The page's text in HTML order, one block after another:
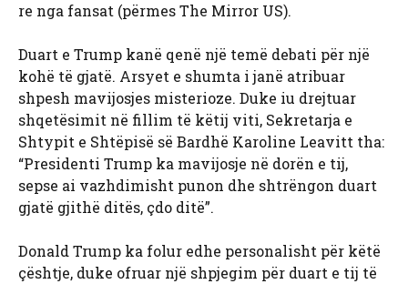
re nga fansat (përmes The Mirror US).
Duart e Trump kanë qenë një temë debati për një
kohë të gjatë. Arsyet e shumta i janë atribuar
shpesh mavijosjes misterioze. Duke iu drejtuar
shqetësimit në fillim të këtij viti, Sekretarja e
Shtypit e Shtëpisë së Bardhë Karoline Leavitt tha:
“Presidenti Trump ka mavijosje në dorën e tij,
sepse ai vazhdimisht punon dhe shtrëngon duart
gjatë gjithë ditës, çdo ditë”.
Donald Trump ka folur edhe personalisht për këtë
çështje, duke ofruar një shpjegim për duart e tij të